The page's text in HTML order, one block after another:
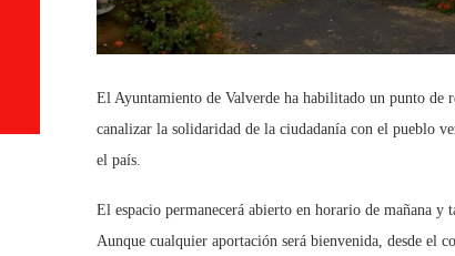
El Ayuntamiento de Valverde ha habilitado un punto de
canalizar la solidaridad de la ciudadanía con el pueblo
el país.
El espacio permanecerá abierto en horario de mañana
Aunque cualquier aportación será bienvenida, desde el